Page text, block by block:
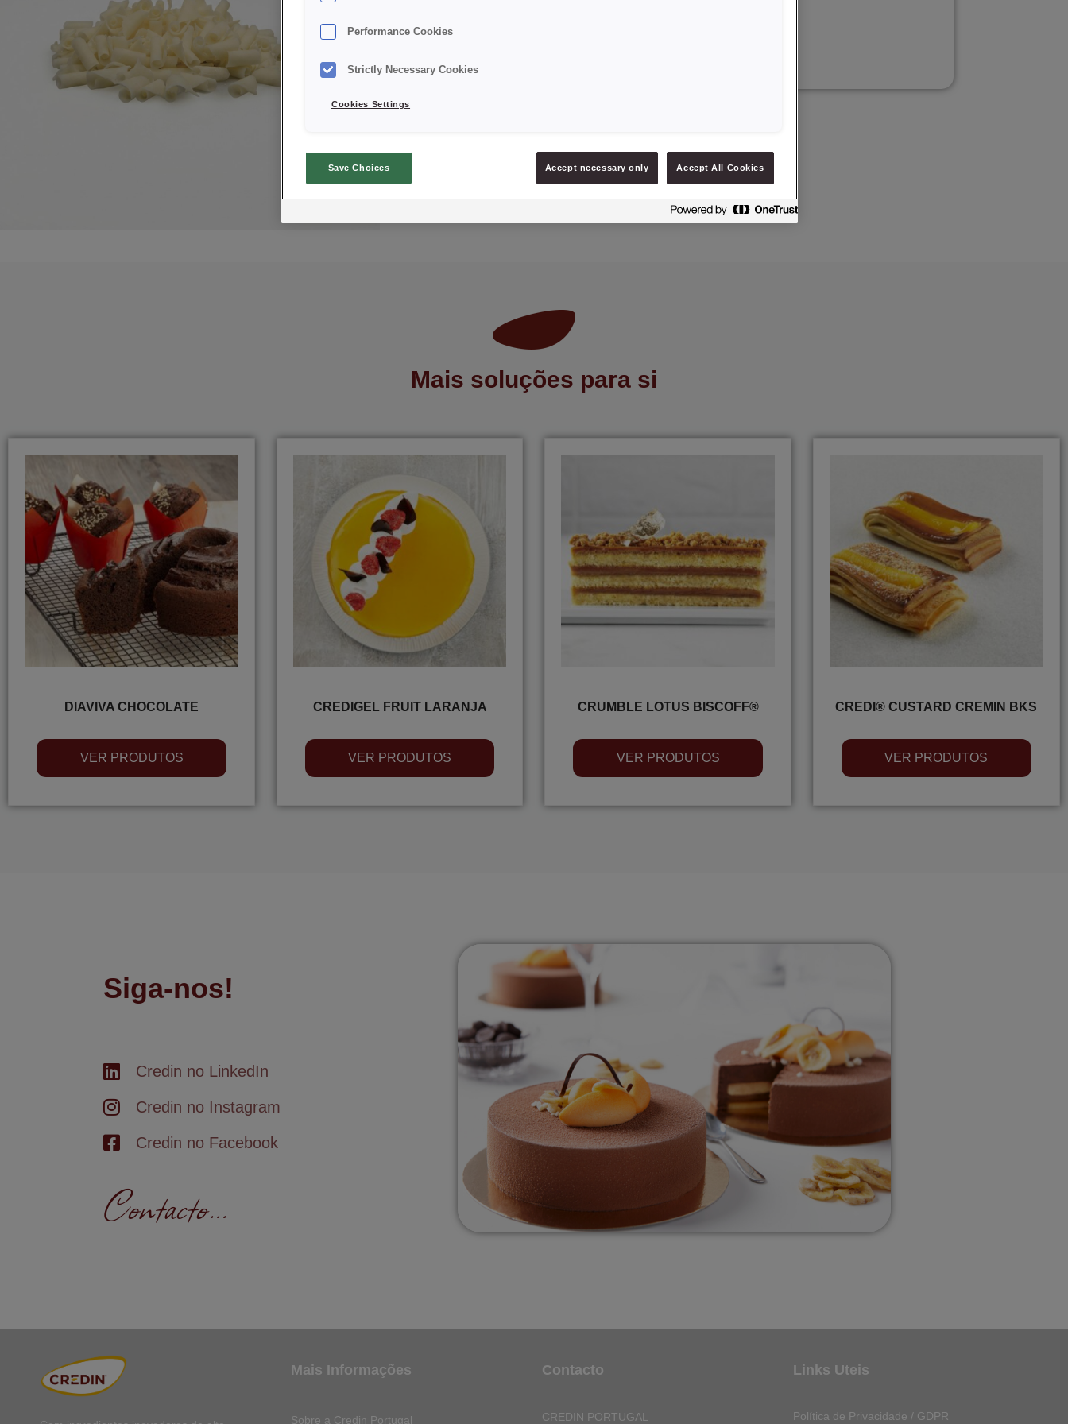
Mais soluções para si
DIAVIVA CHOCOLATE
VER PRODUTOS
CREDIGEL FRUIT LARANJA
VER PRODUTOS
CRUMBLE LOTUS BISCOFF®
VER PRODUTOS
CREDI® CUSTARD CREMIN BKS
VER PRODUTOS
Siga-nos!
Credin no LinkedIn
Credin no Instagram
Credin no Facebook
Contacto...
Mais Informações
Sobre a Credin Portugal
Contacto
CREDIN PORTUGAL
Links Uteis
Política de Privacidade / GDPR
Performance Cookies
Strictly Necessary Cookies
Cookies Settings
Save Choices Accept necessary only Accept All Cookies